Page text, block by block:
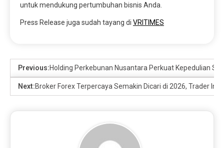
untuk mendukung pertumbuhan bisnis Anda.
Press Release juga sudah tayang di VRITIMES
Previous:Holding Perkebunan Nusantara Perkuat Kepedulian
Next:Broker Forex Terpercaya Semakin Dicari di 2026, Trader